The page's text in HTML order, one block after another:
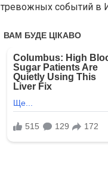
тревожных событий в